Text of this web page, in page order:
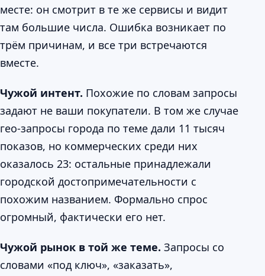
месте: он смотрит в те же сервисы и видит
там большие числа. Ошибка возникает по
трём причинам, и все три встречаются
вместе.
Чужой интент. Похожие по словам запросы
задают не ваши покупатели. В том же случае
гео-запросы города по теме дали 11 тысяч
показов, но коммерческих среди них
оказалось 23: остальные принадлежали
городской достопримечательности с
похожим названием. Формально спрос
огромный, фактически его нет.
Чужой рынок в той же теме. Запросы со
словами «под ключ», «заказать»,